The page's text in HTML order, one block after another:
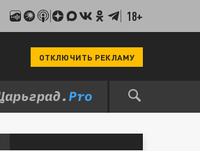
18+
ОТКЛЮЧИТЬ РЕКЛАМУ